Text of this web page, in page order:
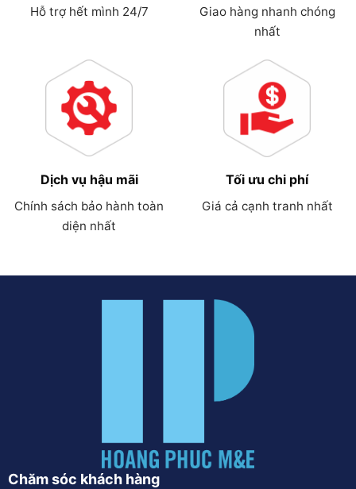
Hỗ trợ hết mình 24/7
Giao hàng nhanh chóng
nhất
Dịch vụ hậu mãi
Chính sách bảo hành toàn
diện nhất
Tối ưu chi phí
Giá cả cạnh tranh nhất
Chăm sóc khách hàng